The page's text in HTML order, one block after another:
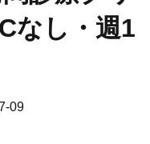
なし・週1
09